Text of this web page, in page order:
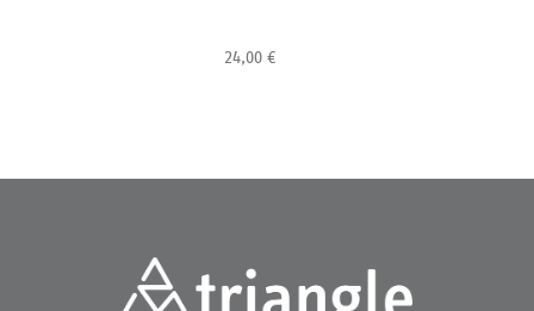
Regulärer Preis:
24,00 €